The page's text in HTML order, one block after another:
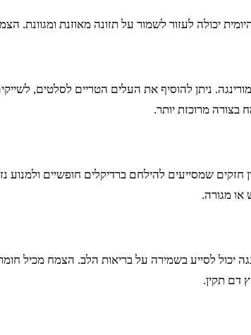
יכולה לעזור לשמור על תזונה מאוזנת ומגוונת.
ניתן להוסיף את העלים הטריים לסלטים,
מרוכזת יותר.
חזקים שמסייעים להילחם ברדיקלים חופשיים
או מגורה.
יכול לסייע בשמירה על בריאות הלב. הצמח מכיל
דם תקין.